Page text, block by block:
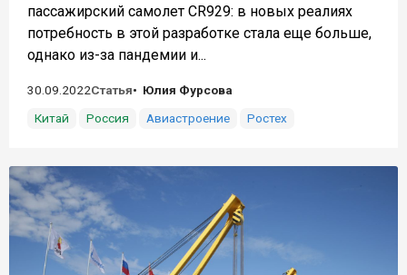
пассажирский самолет CR929: в новых реалиях
потребность в этой разработке стала еще больше,
однако из-за пандемии и...
30.09.2022Статья
Юлия Фурсова
Китай
Россия Авиастроение Ростех